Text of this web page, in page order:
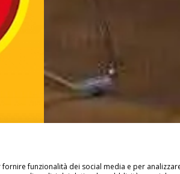
funzionalità dei social media e per